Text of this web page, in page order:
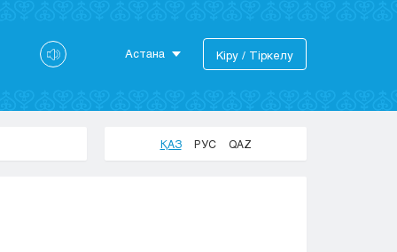
Астана
Актобе
Кіру / Тіркелу
ҚАЗ РУС QAZ